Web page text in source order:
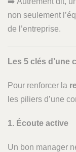
non seulement
de l’entreprise.
Les 5 clés
Pour renforcer la
les piliers d’une
1. Écoute active
Un bon manager